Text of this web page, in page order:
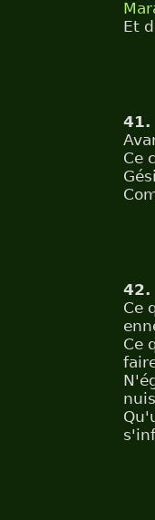
Et
41.
Ce
42.
Ce
Ce